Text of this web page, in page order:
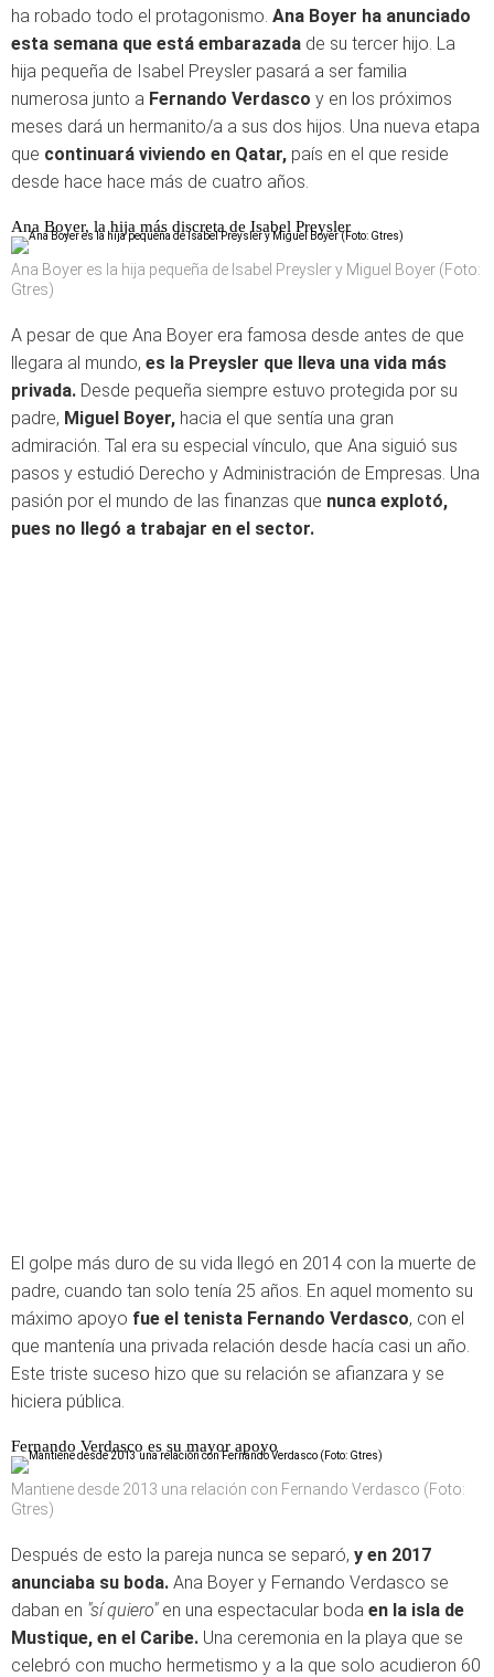
ha robado todo el protagonismo. Ana Boyer ha anunciado
esta semana que está embarazada de su tercer hijo. La
hija pequeña de Isabel Preysler pasará a ser familia
numerosa junto a Fernando Verdasco y en los próximos
meses dará un hermanito/a a sus dos hijos. Una nueva etapa
que continuará viviendo en Qatar, país en el que reside
desde hace hace más de cuatro años.
Ana Boyer, la hija más discreta de Isabel Preysler
Ana Boyer es la hija pequeña de Isabel Preysler y Miguel Boyer (Foto:
Gtres)
A pesar de que Ana Boyer era famosa desde antes de que
llegara al mundo, es la Preysler que lleva una vida más
privada. Desde pequeña siempre estuvo protegida por su
padre, Miguel Boyer, hacia el que sentía una gran
admiración. Tal era su especial vínculo, que Ana siguió sus
pasos y estudió Derecho y Administración de Empresas. Una
pasión por el mundo de las finanzas que nunca explotó,
pues no llegó a trabajar en el sector.
El golpe más duro de su vida llegó en 2014 con la muerte de
padre, cuando tan solo tenía 25 años. En aquel momento su
máximo apoyo fue el tenista Fernando Verdasco, con el
que mantenía una privada relación desde hacía casi un año.
Este triste suceso hizo que su relación se afianzara y se
hiciera pública.
Fernando Verdasco es su mayor apoyo
Mantiene desde 2013 una relación con Fernando Verdasco (Foto:
Gtres)
Después de esto la pareja nunca se separó, y en 2017
anunciaba su boda. Ana Boyer y Fernando Verdasco se
daban en "sí quiero" en una espectacular boda en la isla de
Mustique, en el Caribe. Una ceremonia en la playa que se
celebró con mucho hermetismo y a la que solo acudieron 60